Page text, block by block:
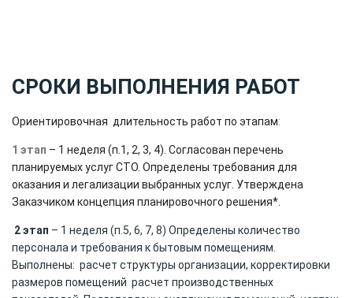
СРОКИ ВЫПОЛНЕНИЯ РАБОТ
Ориентировочная длительность работ по этапам:
1 этап – 1 неделя (п.1, 2, 3, 4). Согласован перечень
планируемых услуг СТО. Определены требования для
оказания и легализации выбранных услуг. Утверждена
Заказчиком концепция планировочного решения*.
2 этап – 1 неделя (п.5, 6, 7, 8) Определены количество
персонала и требования к бытовым помещениям.
Выполнены: расчет структуры организации, корректировки
размеров помещений расчет производственных